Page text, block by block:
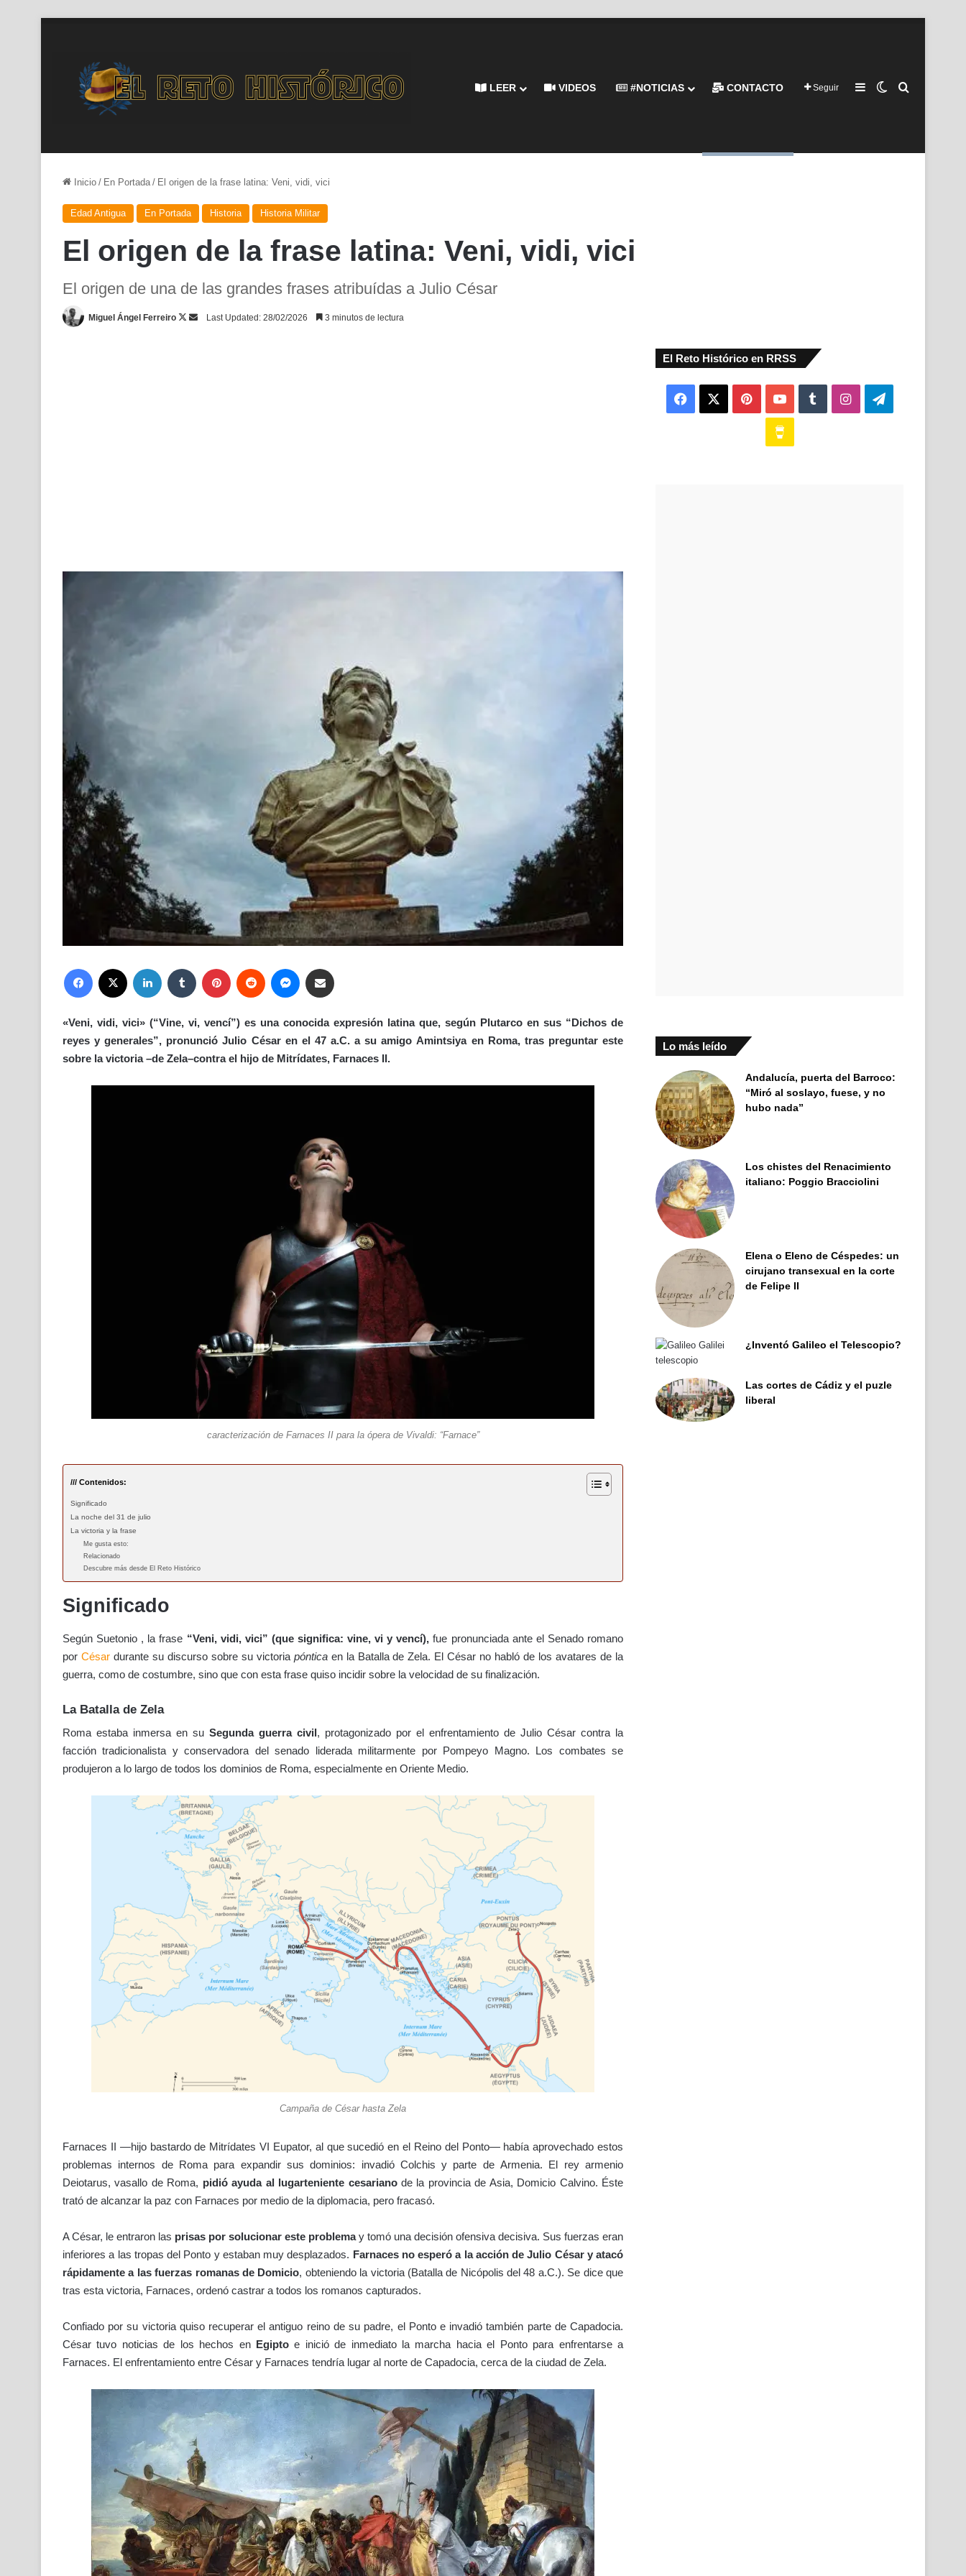
LEER VIDEOS #NOTICIAS CONTACTO Seguir Barra lateral
Switch skin
Inicio / En Portada / El origen de la frase latina: Veni, vidi, vici
Edad Antigua En Portada Historia Historia Militar
El origen de la frase latina: Veni, vidi, vici
El origen de una de las grandes frases atribuídas a Julio César
Miguel Ángel Ferreiro
Follow
SendLast Updated: 28/02/2026 3 minutos de lectura
Facebook LinkedIn Tumblr Pinterest Reddit Messenger
«Veni, vidi, vici» (“Vine, vi, vencí”) es una conocida expresión latina que, según Plutarco en sus “Dichos de
reyes y generales”, pronunció Julio César en el 47 a.C. a su amigo Amintsiya en Roma, tras preguntar este
sobre la victoria –de Zela–contra el hijo de Mitrídates, Farnaces II.
caracterización de Farnaces II para la ópera de Vivaldi: “Farnace”
/// Contenidos:
Significado
La noche del 31 de julio
La victoria y la frase
Me gusta esto:
Relacionado
Descubre más desde El Reto Histórico
Significado
Según Suetonio , la frase “Veni, vidi, vici” (que significa: vine, vi y vencí), fue pronunciada ante el Senado romano
por Césardurante su discurso sobre su victoria póntica en la Batalla de Zela. El César no habló de los avatares de la
guerra, como de costumbre, sino que con esta frase quiso incidir sobre la velocidad de su finalización.
La Batalla de Zela
Roma estaba inmersa en su Segunda guerra civil, protagonizado por el enfrentamiento de Julio César contra la
facción tradicionalista y conservadora del senado liderada militarmente por Pompeyo Magno. Los combates se
produjeron a lo largo de todos los dominios de Roma, especialmente en Oriente Medio.
Campaña de César hasta Zela
Farnaces II —hijo bastardo de Mitrídates VI Eupator, al que sucedió en el Reino del Ponto— había aprovechado estos
problemas internos de Roma para expandir sus dominios: invadió Colchis y parte de Armenia. El rey armenio
Deiotarus, vasallo de Roma, pidió ayuda al lugarteniente cesarianode la provincia de Asia, Domicio Calvino. Éste
trató de alcanzar la paz con Farnaces por medio de la diplomacia, pero fracasó.
A César, le entraron las prisas por solucionar este problemay tomó una decisión ofensiva decisiva. Sus fuerzas eran
inferiores a las tropas del Ponto y estaban muy desplazados. Farnaces no esperó a la acción de Julio César y atacó
rápidamente a las fuerzas romanas de Domicio, obteniendo la victoria (Batalla de Nicópolis del 48 a.C.). Se dice que
tras esta victoria, Farnaces, ordenó castrar a todos los romanos capturados.
Confiado por su victoria quiso recuperar el antiguo reino de su padre, el Ponto e invadió también parte de Capadocia.
César tuvo noticias de los hechos en Egiptoe inició de inmediato la marcha hacia el Ponto para enfrentarse a
Farnaces. El enfrentamiento entre César y Farnaces tendría lugar al norte de Capadocia, cerca de la ciudad de Zela.
El Reto Histórico en RRSS
Facebook PinterestYouTubeTumblrInstagramTelegram
Lo más leído
Andalucía, puerta del Barroco:
“Miró al soslayo, fuese, y no
hubo nada”
Los chistes del Renacimiento
italiano: Poggio Bracciolini
Elena o Eleno de Céspedes: un
cirujano transexual en la corte
de Felipe II
¿Inventó Galileo el Telescopio?
Las cortes de Cádiz y el puzle
liberal